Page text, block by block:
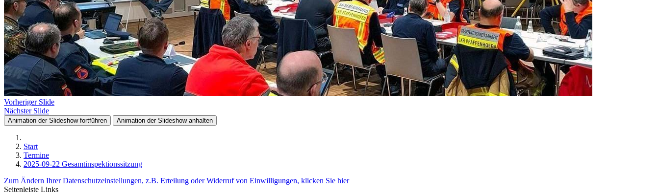
Vorheriger Slide
Nächster Slide
Animation der Slideshow fortführen Animation der Slideshow anhalten
Start
Termine
2025-09-22 Gesamtinspektionssitzung
Zum Ändern Ihrer Datenschutzeinstellungen, z.B. Erteilung oder Widerruf von Einwilligungen, klicken Sie hier
Seitenleiste Links